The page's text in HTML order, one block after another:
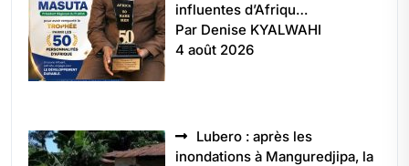
influentes d’Afriqu…
Par Denise KYALWAHI
4 août 2026
Lubero : après les
inondations à Manguredjipa, la